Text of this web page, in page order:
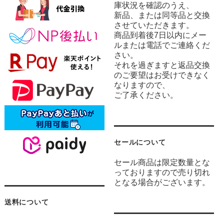
送料について
庫状況を確認のうえ、
新品、または同等品と交換
させていただきます。
商品到着後7日以内にメー
ルまたは電話でご連絡くだ
さい。
それを過ぎますと返品交換
のご要望はお受けできなく
なりますので、
ご了承ください。
セールについて
セール商品は限定数量とな
っておりますので売り切れ
となる場合がございます。